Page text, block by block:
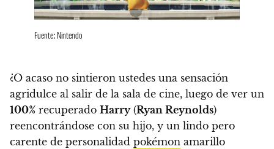
Fuente: Nintendo
¿O acaso no sintieron ustedes una sensación
agridulce al salir de la sala de cine, luego de ver un
100% recuperado Harry(Ryan Reynolds)
reencontrándose con su hijo, y un lindo pero
carente de personalidad pokémon amarillo